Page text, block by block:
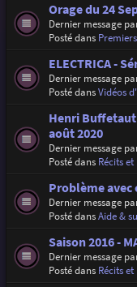
Orage du 24
Dernier message
Posté dans
ELECTRICA -
Dernier message
Posté dansVidéos
Henri
août 2020
Dernier message
Posté dans Récits
Problème avec
Dernier message
Posté dansAide &
Saison 2016 -
Dernier message
Posté dans Récits